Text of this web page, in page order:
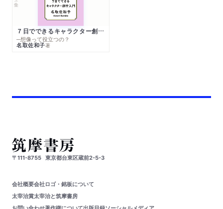
７日でできるキャラクター創作入門
─想像って役立つの？
名取佐和子著
〒111-8755 東京都台東区蔵前2-5-3
会社概要会社ロゴ・銘板について
太宰治賞太宰治と筑摩書房